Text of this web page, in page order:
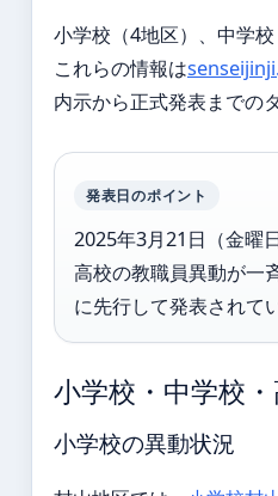
小学校（4地区）、中学
これらの情報は
内示から正式発表までの
発表日のポイント
2025年3月21日（金曜
高校の教職員異動が一
に先行して発表されてい
小学校・中学校
小学校の異動状況